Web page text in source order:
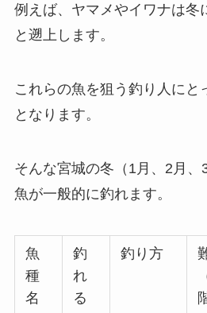
例えば、ヤマメやイワナは冬
と遡上します。
これらの魚を狙う釣り人にと
となります。
そんな宮城の冬（1月、2月
魚が一般的に釣れます。
魚
種
名
釣
れ
る
釣り方